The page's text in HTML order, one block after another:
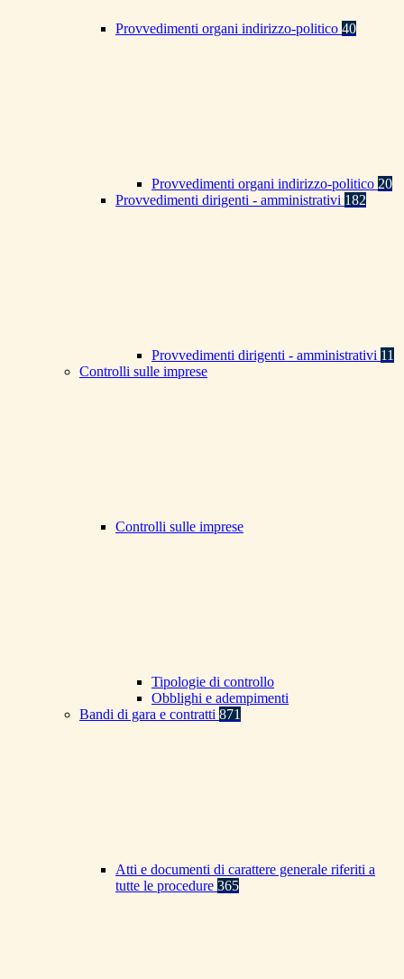
Provvedimenti organi indirizzo-politico 40
Provvedimenti organi indirizzo-politico 20
Provvedimenti dirigenti - amministrativi 182
Provvedimenti dirigenti - amministrativi 11
Controlli sulle imprese
Controlli sulle imprese
Tipologie di controllo
Obblighi e adempimenti
Bandi di gara e contratti 871
Atti e documenti di carattere generale riferiti a
tutte le procedure 365